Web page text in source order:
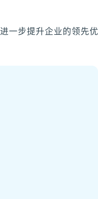
一步提升企业的领先优